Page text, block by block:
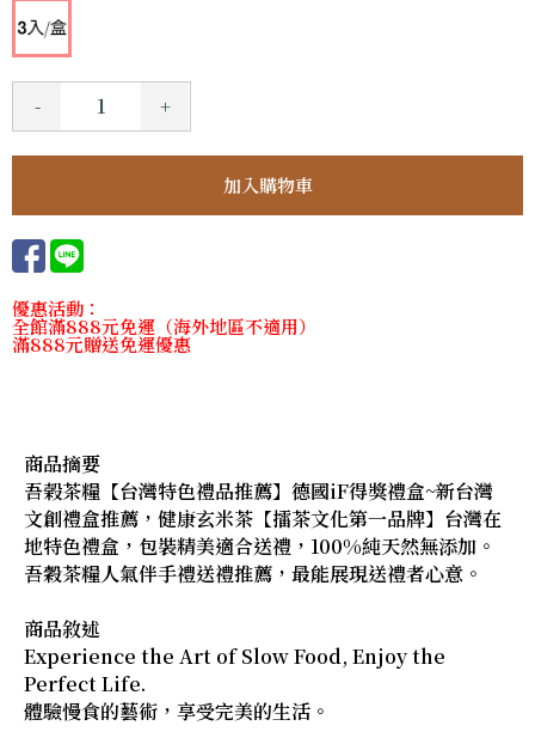
- +
優惠活動：
全館滿888元免運（海外地區不適用）
滿888元贈送免運優惠
商品摘要
吾榖茶糧【台灣特色禮品推薦】德國iF得獎禮盒~新台灣
文創禮盒推薦，健康玄米茶【擂茶文化第一品牌】台灣在
地特色禮盒，包裝精美適合送禮，100%純天然無添加。
吾穀茶糧人氣伴手禮送禮推薦，最能展現送禮者心意。
商品敘述
Experience the Art of Slow Food, Enjoy the
Perfect Life.
體驗慢食的藝術，享受完美的生活。